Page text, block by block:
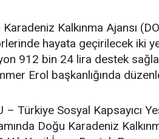
Kalkınma Ajansı
hayata geçirilecek iki
912 bin 24 lira destek
Erol başkanlığında
– Türkiye Sosyal Kapsayıcı
Doğu Karadeniz